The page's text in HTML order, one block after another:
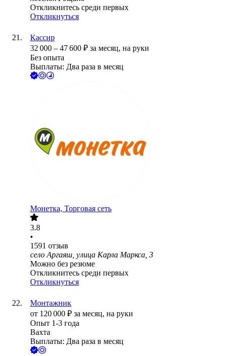
Откликнитесь среди первых
Откликнуться
Кассир
32 000 – 47 600 ₽ за месяц, на руки
Без опыта
Выплаты: Два раза в месяц
Монетка, Торговая сеть
3.8
•
1591 отзыв
село Аргаяш, улица Карла Маркса, 3
Можно без резюме
Откликнитесь среди первых
Откликнуться
Монтажник
от 120 000 ₽ за месяц, на руки
Опыт 1-3 года
Вахта
Выплаты: Два раза в месяц